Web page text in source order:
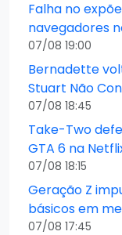
Falha no
navegadores
07/08 19:00
Bernadette
Stuart Não
07/08 18:45
Take-Two
GTA 6 na
07/08 18:15
Geração Z
básicos em
07/08 17:45